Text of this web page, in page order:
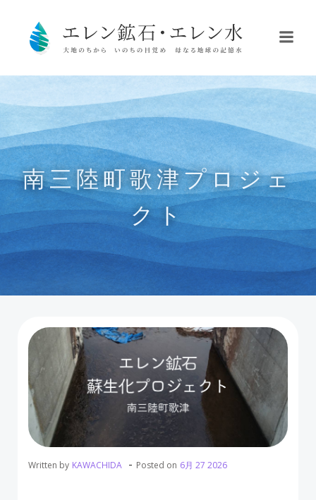
南三陸町歌津プロジェ
クト
Written by KAWACHIDA - Posted on 6月 27 2026